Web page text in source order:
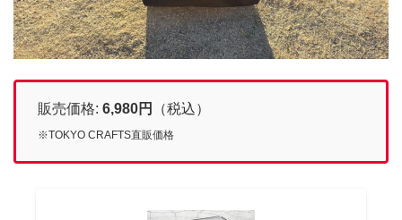
販売価格: 6,980円 （税込）
※TOKYO CRAFTS直販価格